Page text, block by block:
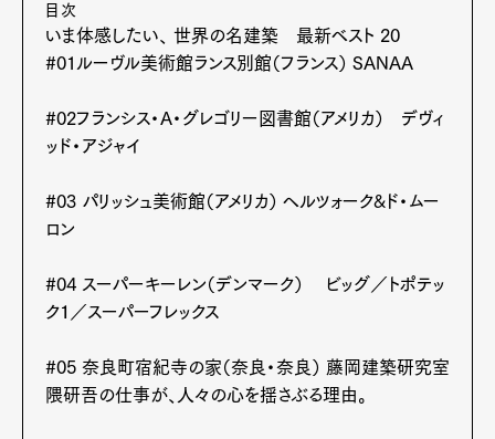
目次
いま体感したい、 世界の名建築 最新ベスト 20
#01ルーヴル美術館ランス別館（フランス） SANAA
#02フランシス・A・グレゴリー図書館（アメリカ） デヴィ
ッド・アジャイ
#03 パリッシュ美術館（アメリカ） ヘルツォーク&ド・ムー
ロン
#04 スーパーキーレン（デンマーク） ビッグ／トポテッ
ク１／スーパーフレックス
#05 奈良町宿紀寺の家（奈良・奈良） 藤岡建築研究室
隈研吾の仕事が、人々の心を揺さぶる理由。